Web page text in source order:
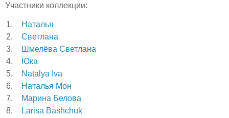
Участники коллекции:
1.
Наталья
2.
Светлана
3.
Шмелёва Светлана
4.
Юка
5.
Natalya Iva
6.
Наталья Мон
7.
Марина Белова
8.
Larisa Bashchuk